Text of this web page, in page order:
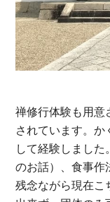
禅修行体験も用意
されています。か
して経験しまし
のお話）、食事作
残念ながら現在こ